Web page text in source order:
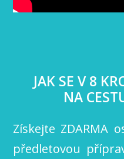
JAK SE V 8
NA
Získejte ZDARMA
předletovou